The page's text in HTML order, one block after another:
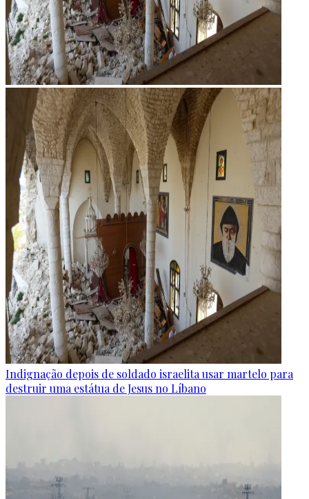
Indignação depois de soldado israelita usar martelo para
destruir uma estátua de Jesus no Líbano